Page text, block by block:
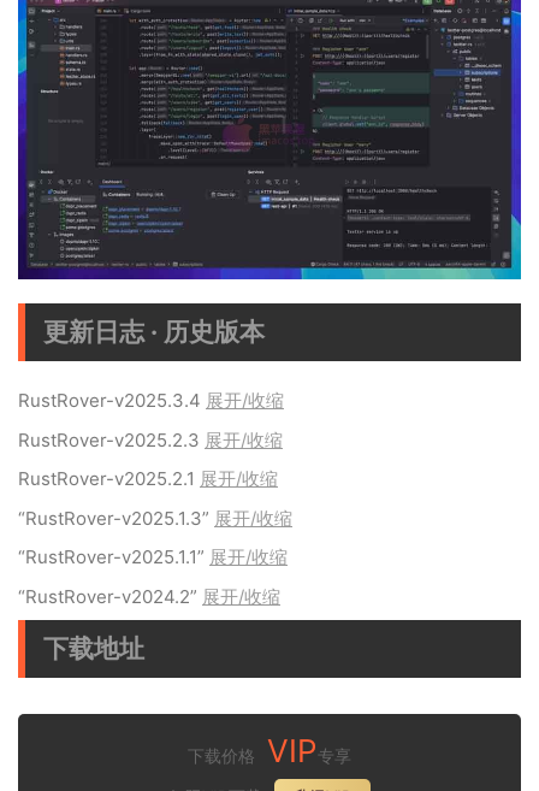
更新日志 · 历史版本
RustRover-v2025.3.4 展开/收缩
RustRover-v2025.2.3 展开/收缩
RustRover-v2025.2.1 展开/收缩
“RustRover-v2025.1.3” 展开/收缩
“RustRover-v2025.1.1” 展开/收缩
“RustRover-v2024.2” 展开/收缩
下载地址
下载价格 VIP专享